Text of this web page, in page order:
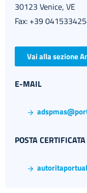
English
30123 Venice, VE
Fax: +39
Vai alla sezione
E-MAIL
POSTA